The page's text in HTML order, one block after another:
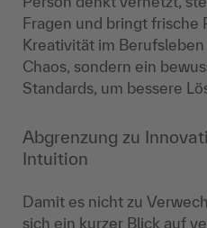
Fragen und bringt frische
Kreativität im
Chaos, sondern ein
Standards, um bessere
Abgrenzung zu
Intuition
Damit es nicht zu
sich ein kurzer Blick auf